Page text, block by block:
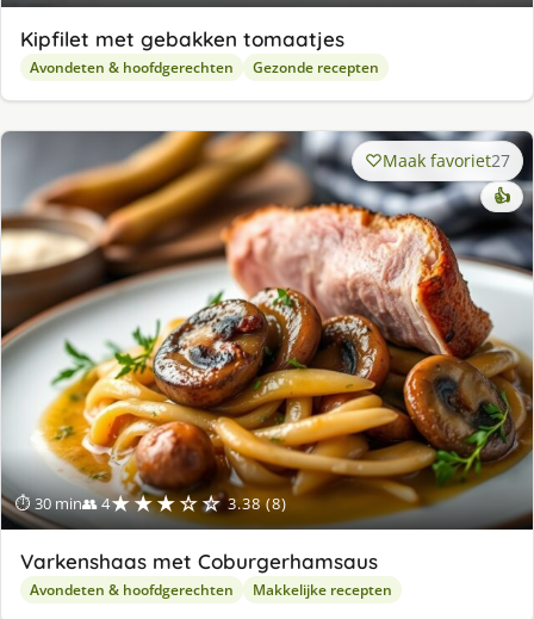
Kipfilet met gebakken tomaatjes
Avondeten & hoofdgerechten Gezonde recepten
⏱ 30 min👥 4★★★☆☆ 3.38 (8)
Maak favoriet27
👍
Varkenshaas met Coburgerhamsaus
Avondeten & hoofdgerechten Makkelijke recepten